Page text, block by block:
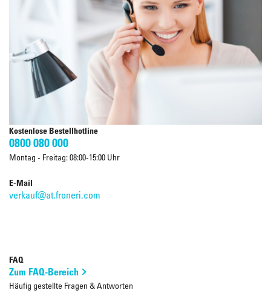
Kostenlose Bestellhotline
0800 080 000
Montag - Freitag: 08:00-15:00 Uhr
E-Mail
verkauf@at.froneri.com
FAQ
Zum FAQ-Bereich
Häufig gestellte Fragen & Antworten